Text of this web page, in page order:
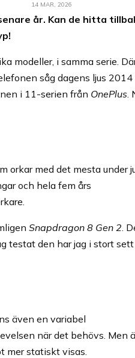
14 MAR, 2026
år. Kan de hitta
modeller, i samma serie.
såg dagens ljus
i 11-serien från OnePlus.
orkar med det mesta under
och hela fem års
Snapdragon 8 Gen 2 .
testat den har jag i stort
även en variabel
när det behövs. Men
mer statiskt visas.